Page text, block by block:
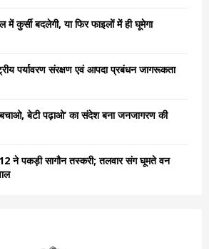
कुर्सी बदलेगी, या फिर फाइलों में ही घूमेगा
पर्यावरण संरक्षण एवं आपदा प्रबंधन जागरूकता
बचाओ, बेटी पढ़ाओ’ का संदेश बना जनजागरण की
ने पकड़ी सागौन तस्करी; तलवार संग घूमते वन